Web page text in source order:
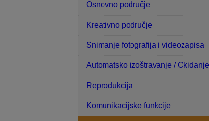
Osnovno područje
Kreativno područje
Snimanje fotografija i videozapisa
Automatsko izoštravanje / Okidanje
Reprodukcija
Komunikacijske funkcije